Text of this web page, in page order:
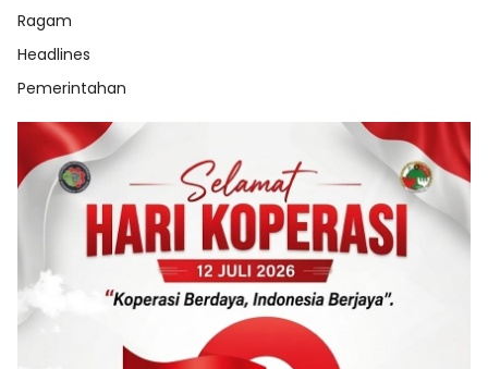
Ragam
Headlines
Pemerintahan